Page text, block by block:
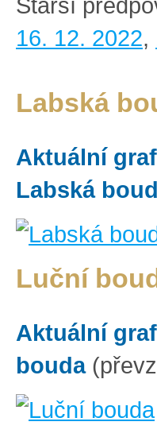
Starší
16. 12. 2022,
Labská
Aktuální
Labská
Luční
Aktuální
bouda